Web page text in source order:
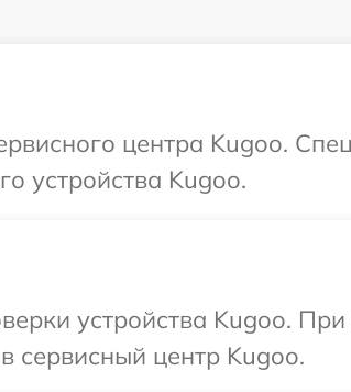
центра Kugoo.
устройства Kugoo.
устройства Kugoo.
сервисный центр Kugoo.